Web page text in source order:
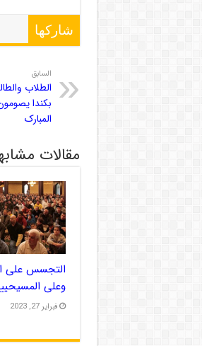
شاركها
السابق
الطلاب
بکندا
المبارک
مقالات
التجسس على
وعلى
فبراير 27, 2023